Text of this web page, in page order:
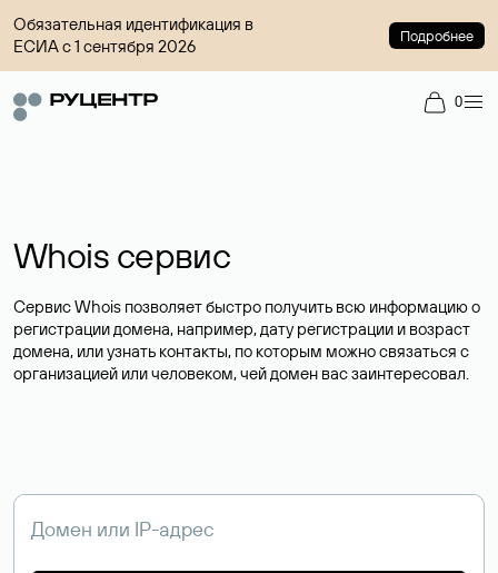
Обязательная идентификация в
ЕСИА с 1 сентября 2026
Подробнее
0
Whois сервис
Сервис Whois позволяет быстро получить всю информацию о
регистрации домена, например, дату регистрации и возраст
домена, или узнать контакты, по которым можно связаться с
организацией или человеком, чей домен вас заинтересовал.